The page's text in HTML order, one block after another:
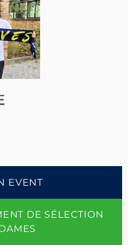
EVENT
DE SÉLECTION